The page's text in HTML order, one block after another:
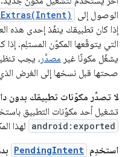
الوصول إلى
إذا كان تطبيقك ينفّذ إحدى هذه
التي يتوقّعها المكوّن المستلِم.
يشغّل مكونًا غير مصدَّر ، يجب
صحتها قبل نسخها إلى الغرض
لا تصدِّر مكوّنات تطبيقك بدون
تشغيل أحد مكوّنات التطبيق
android:exported لهذا
استخدِم PendingIntent